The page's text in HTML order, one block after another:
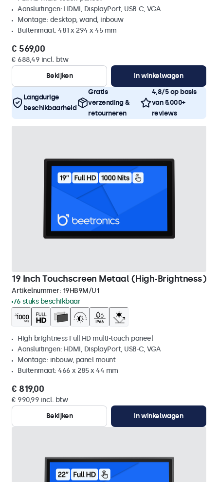
Aansluitingen: HDMI, DisplayPort, USB-C, VGA
Montage: desktop, wand, inbouw
Buitenmaat: 481 x 294 x 45 mm
€ 569,00
€ 688,49 incl. btw
Bekijken
In winkelwagen
Langdurige
beschikbaarheid
Gratis
verzending &
retourneren
4,8/5 op basis
van 5.000+
reviews
19 Inch Touchscreen Metaal (High-Brightness)
Artikelnummer: 19HB9M/U1
76 stuks beschikbaar
High brightness Full HD multi-touch paneel
Aansluitingen: HDMI, DisplayPort, USB-C, VGA
Montage: inbouw, panel mount
Buitenmaat: 466 x 285 x 44 mm
€ 819,00
€ 990,99 incl. btw
Bekijken
In winkelwagen